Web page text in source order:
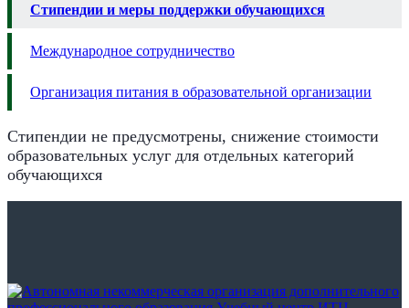
Стипендии и меры поддержки обучающихся
Международное сотрудничество
Организация питания в образовательной организации
Cтипендии не предусмотрены, снижение стоимости
образовательных услуг для отдельных категорий
обучающихся